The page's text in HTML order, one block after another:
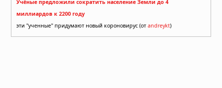
Учёные предложили сократить население Земли до 4
миллиардов к 2200 году
эти "ученные" придумают новый короновирус (от andreykt)